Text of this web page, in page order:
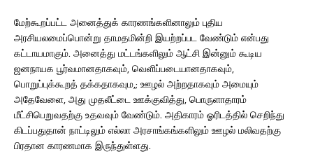
மேற்கூறப்பட்ட அனைத்துக் காரணங்களினாலும் புதிய
அரசியலமைப்பொன்று தாமதமின்றி இயற்றப்பட வேண்டும் என்பது
கட்டாயமாகும். அனைத்து மட்டங்களிலும் ஆட்சி இன்னும் கூடிய
ஜனநாயக பூர்வமானதாகவும், வெளிப்படையானதாகவும்,
பொறுப்புக்கூறத் தக்கதாகவும,; ஊழல் அற்றதாகவும் அமையும்
அதேவேளை, அது முதலீட்டை ஊக்குவித்து, பொருளாதாரம்
மீட்சிபெறுவதற்கு உதவவும் வேண்டும். அதிகாரம் ஓரிடத்தில் செறிந்து
கிடப்பதுதான் நாட்டிலும் எல்லா அரசாங்கங்களிலும் ஊழல் மலிவதற்கு
பிரதான காரணமாக இருந்துள்ளது.